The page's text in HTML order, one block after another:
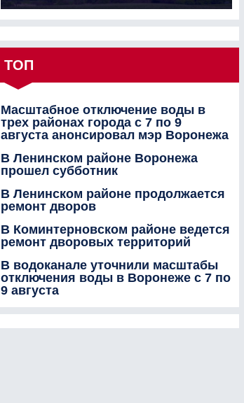
ТОП
Масштабное отключение воды в
трех районах города с 7 по 9
августа анонсировал мэр Воронежа
В Ленинском районе Воронежа
прошел субботник
В Ленинском районе продолжается
ремонт дворов
В Коминтерновском районе ведется
ремонт дворовых территорий
В водоканале уточнили масштабы
отключения воды в Воронеже с 7 по
9 августа